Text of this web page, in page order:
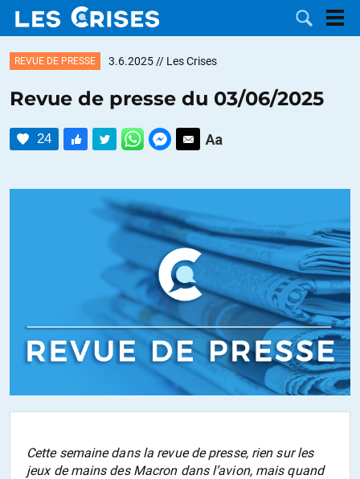
LES
REVUE DE PRESSE 3.6.2025 // Les Crises
Revue de presse du 03/06/2025
24
Cette semaine dans la revue de presse, rien sur les
jeux de mains des Macron dans l’avion, mais quand